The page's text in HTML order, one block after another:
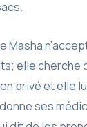
Masha
elle cherche
privé et elle
ses